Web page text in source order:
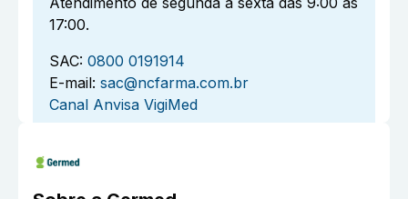
17:00.
SAC: 0800 0191914
E-mail: sac@ncfarma.com.br
Canal Anvisa VigiMed